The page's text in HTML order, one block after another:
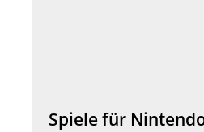
Spiele für